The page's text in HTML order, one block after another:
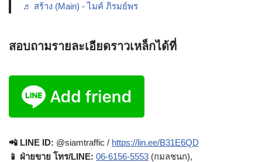
♬ สร้าง (Main) - ไมค์ ภิรมย์พร
สอบถามรายละเอียดราวเหล็กได้ที่
📲 LINE ID: @siamtraffic / https://lin.ee/B31E6QD
📱 ฝ่ายขาย โทร/LINE: 06-6156-5553 (กมลชนก),